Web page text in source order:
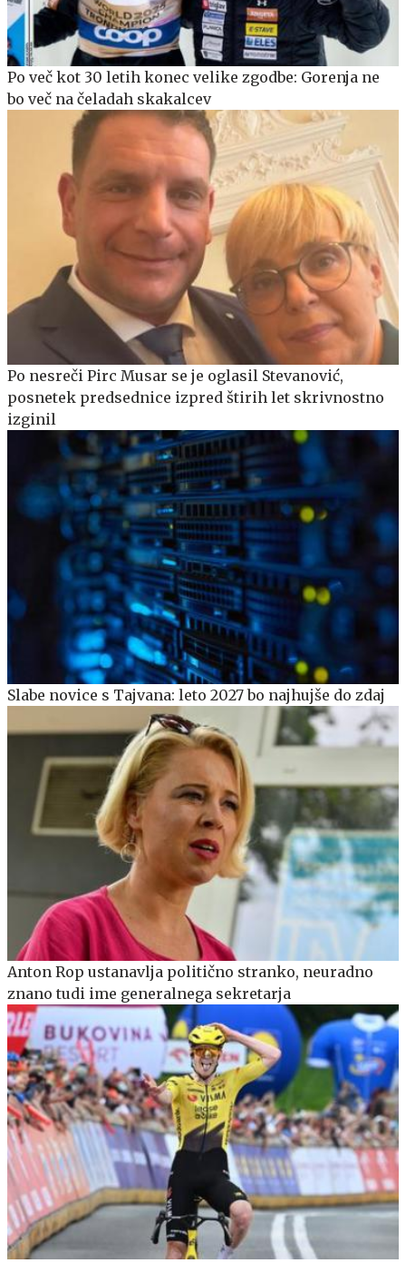
Po več kot 30 letih konec velike zgodbe: Gorenja ne
bo več na čeladah skakalcev
Po nesreči Pirc Musar se je oglasil Stevanović,
posnetek predsednice izpred štirih let skrivnostno
izginil
Slabe novice s Tajvana: leto 2027 bo najhujše do zdaj
Anton Rop ustanavlja politično stranko, neuradno
znano tudi ime generalnega sekretarja